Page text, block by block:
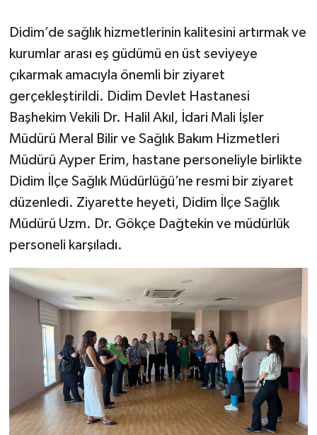
Didim’de sağlık hizmetlerinin kalitesini artırmak ve
kurumlar arası eş güdümü en üst seviyeye
çıkarmak amacıyla önemli bir ziyaret
gerçekleştirildi. Didim Devlet Hastanesi
Başhekim Vekili Dr. Halil Akıl, İdari Mali İşler
Müdürü Meral Bilir ve Sağlık Bakım Hizmetleri
Müdürü Ayper Erim, hastane personeliyle birlikte
Didim İlçe Sağlık Müdürlüğü’ne resmi bir ziyaret
düzenledi. Ziyarette heyeti, Didim İlçe Sağlık
Müdürü Uzm. Dr. Gökçe Dağtekin ve müdürlük
personeli karşıladı.